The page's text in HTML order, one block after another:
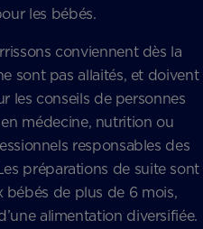
les bébés.
conviennent dès la
sont pas allaités, et doivent
les conseils de personnes
médecine, nutrition ou
responsables des
préparations de suite sont
bébés de plus de 6 mois,
alimentation diversifiée.